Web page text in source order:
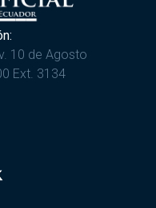
10 de Agosto
Ext. 3134